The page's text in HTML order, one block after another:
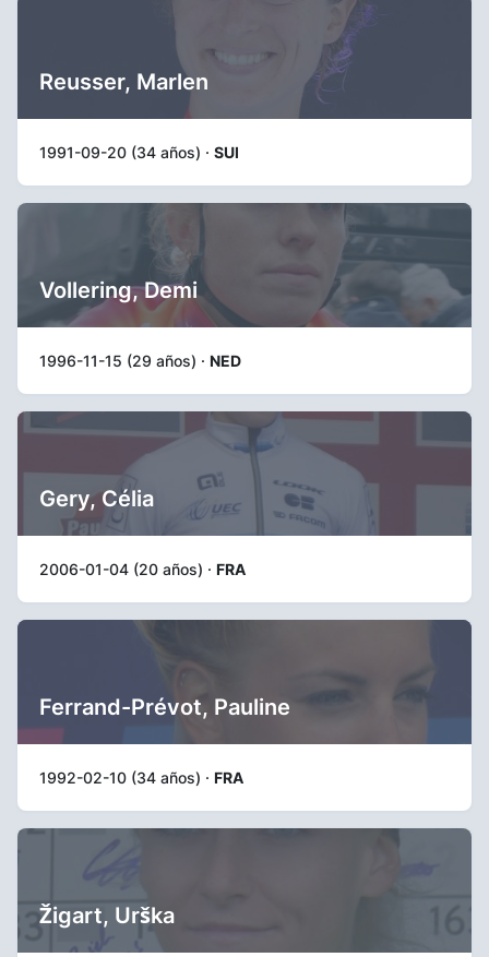
Reusser, Marlen
1991-09-20 (34 años) · SUI
Vollering, Demi
1996-11-15 (29 años) · NED
Gery, Célia
2006-01-04 (20 años) · FRA
Ferrand-Prévot, Pauline
1992-02-10 (34 años) · FRA
Žigart, Urška